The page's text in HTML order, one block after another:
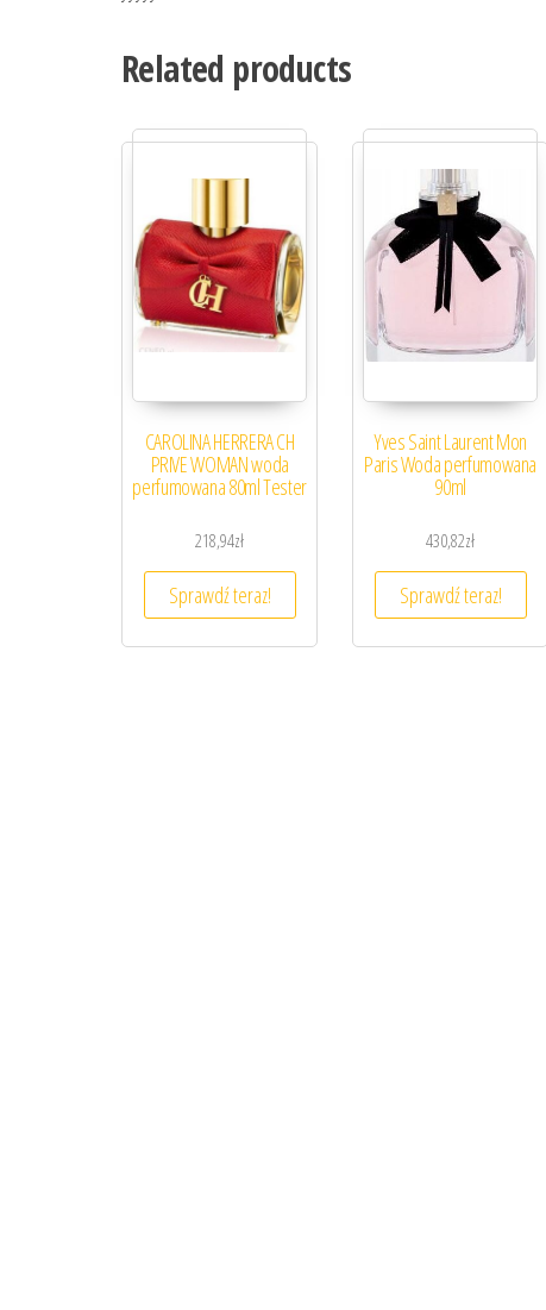
Related products
CAROLINA HERRERA CH
PRIVE WOMAN woda
perfumowana 80ml Tester
218,94zł
Sprawdź teraz!
Yves Saint Laurent Mon
Paris Woda perfumowana
90ml
430,82zł
Sprawdź teraz!